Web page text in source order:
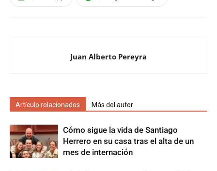
Juan Alberto Pereyra
Artículo relacionados Más del autor
Cómo sigue la vida de Santiago
Herrero en su casa tras el alta de un
mes de internación